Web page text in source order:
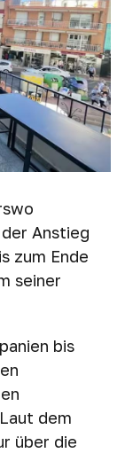
Anstieg
zum Ende
seiner
bis
dem
über die